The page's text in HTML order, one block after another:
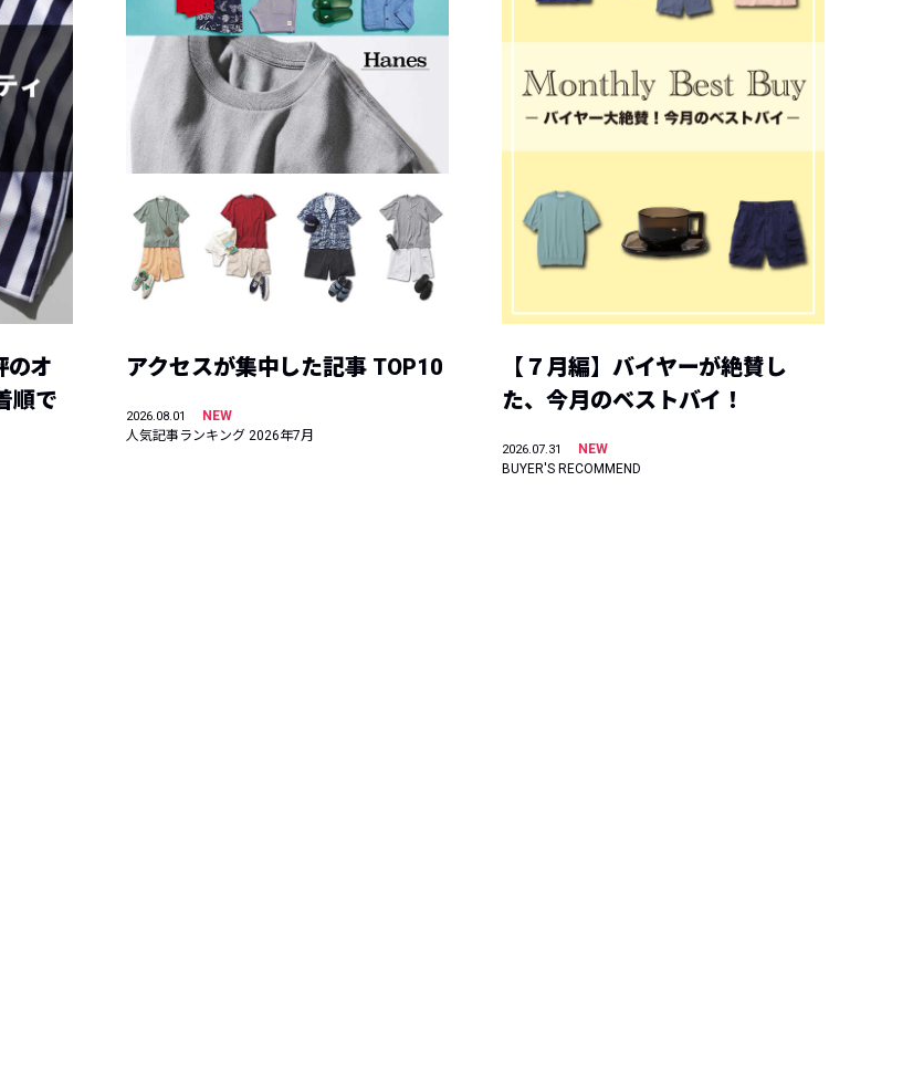
のオ
順で
アクセスが集中した記事 TOP10
2026.08.01
NEW
人気記事ランキング 2026年7月
【７月編】バイヤーが絶賛し
た、今月のベストバイ！
2026.07.31
NEW
BUYER'S RECOMMEND